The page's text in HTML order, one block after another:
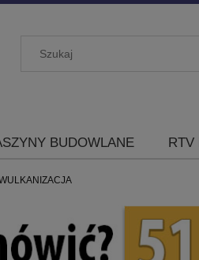
BUDOWLANE RTV